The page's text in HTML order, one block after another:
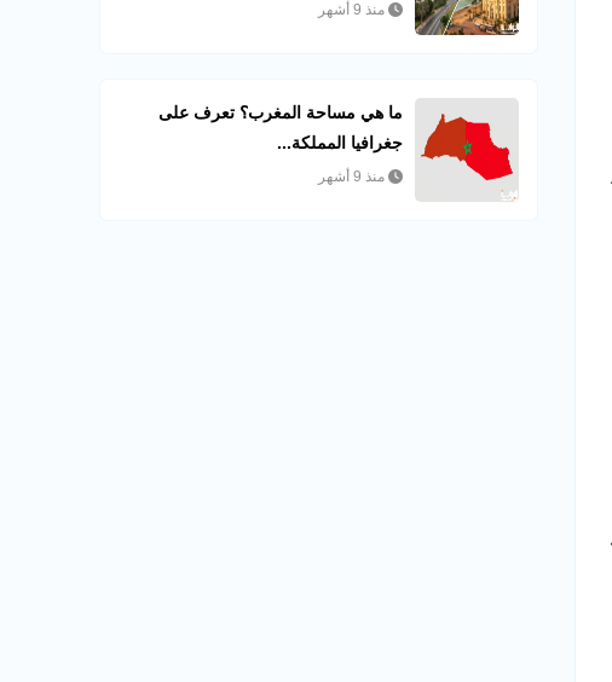
منذ 9 أشهر
ما هي مساحة المغرب؟ تعرف على
جغرافيا المملكة...
منذ 9 أشهر